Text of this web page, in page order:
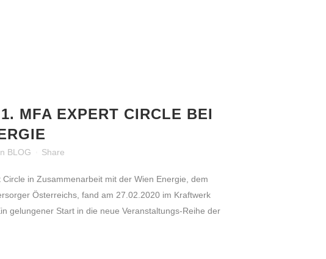
1. MFA EXPERT CIRCLE BEI
BLOG Share
Circle in Zusammenarbeit mit der Wien Energie, dem
Österreichs, fand am 27.02.2020 im Kraftwerk
gelungener Start in die neue Veranstaltungs-Reihe der
der
und
Kontakt
Impressum